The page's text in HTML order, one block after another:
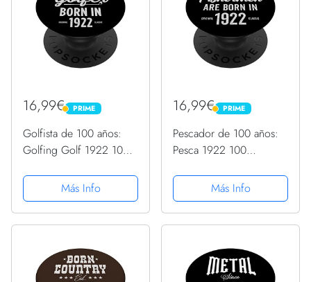
16,99€ PRIME
PRIME
Golfista de 100 años:
Golfing Golf 1922 100
PopGrip Intercambiable
Más Info
16,99€ PRIME
PRIME
Pescador de 100 años:
Pesca 1922 100
PopGrip Intercambiable
Más Info